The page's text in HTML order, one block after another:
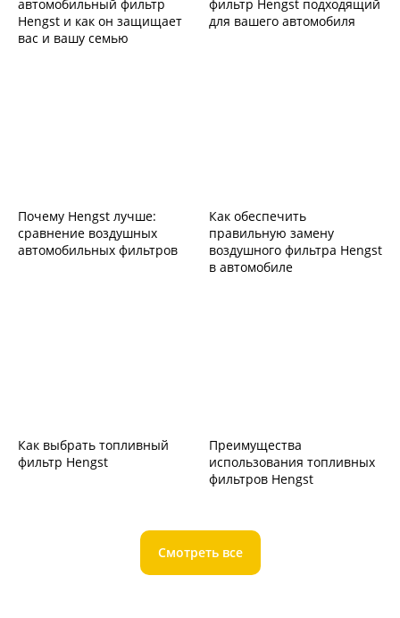
автомобильный фильтр
Hengst и как он защищает
вас и вашу семью
фильтр Hengst подходящий
для вашего автомобиля
Почему Hengst лучше:
сравнение воздушных
автомобильных фильтров
Как обеспечить
правильную замену
воздушного фильтра Hengst
в автомобиле
Как выбрать топливный
фильтр Hengst
Преимущества
использования топливных
фильтров Hengst
Смотреть все